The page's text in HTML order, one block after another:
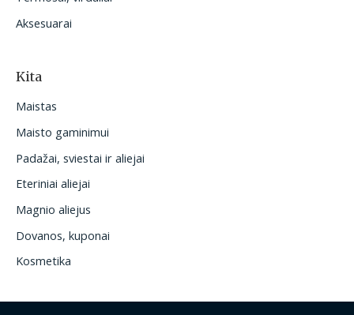
Aksesuarai
Kita
Maistas
Maisto gaminimui
Padažai, sviestai ir aliejai
Eteriniai aliejai
Magnio aliejus
Dovanos, kuponai
Kosmetika